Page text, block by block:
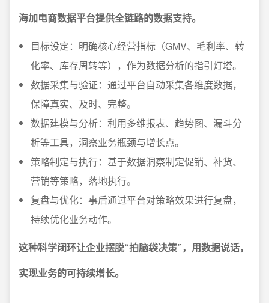
海加电商数据平台提供全链路的数据支持。
目标设定：明确核心经营指标（GMV、毛利率、转
化率、库存周转等），作为数据分析的指引灯塔。
数据采集与验证：通过平台自动采集各维度数据，
保障真实、及时、完整。
数据建模与分析：利用多维报表、趋势图、漏斗分
析等工具，洞察业务瓶颈与增长点。
策略制定与执行：基于数据洞察制定促销、补货、
营销等策略，落地执行。
复盘与优化：事后通过平台对策略效果进行复盘，
持续优化业务动作。
这种科学闭环让企业摆脱“拍脑袋决策”，用数据说话，
实现业务的可持续增长。